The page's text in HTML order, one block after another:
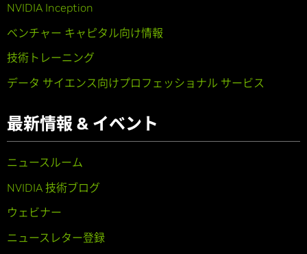
NVIDIA Inception
ベンチャー キャピタル向け情報
技術トレーニング
データ サイエンス向けプロフェッショナル サービス
最新情報 & イベント
ニュースルーム
NVIDIA 技術ブログ
ウェビナー
ニュースレター登録